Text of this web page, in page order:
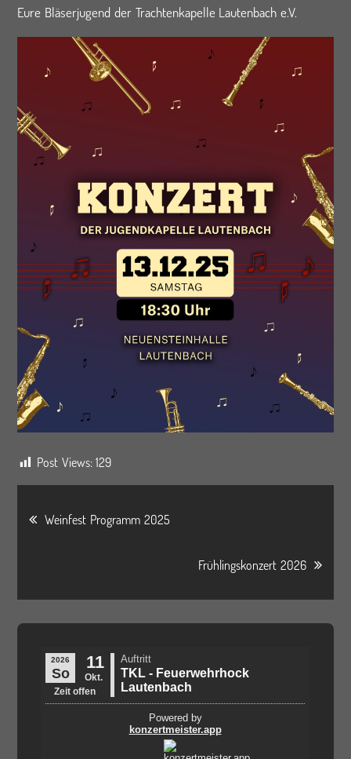
Eure Bläserjugend der Trachtenkapelle Lautenbach e.V.
Post Views: 129
Beitragsnavigation
Weinfest Programm 2025
Frühlingskonzert 2026